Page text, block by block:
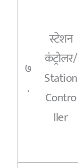
७
.
स्टेशन
कंट्रोलर/
Station
Contro
ller